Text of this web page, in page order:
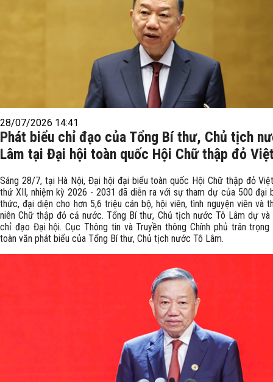
28/07/2026 14:41
Phát biểu chỉ đạo của Tổng Bí thư, Chủ tịch
Lâm tại Đại hội toàn quốc Hội Chữ thập đỏ
Sáng 28/7, tại Hà Nội, Đại hội đại biểu toàn quốc Hội Chữ thập đỏ
thứ XII, nhiệm kỳ 2026 - 2031 đã diễn ra với sự tham dự của 500 đại
thức, đại diện cho hơn 5,6 triệu cán bộ, hội viên, tình nguyện viên và
niên Chữ thập đỏ cả nước. Tổng Bí thư, Chủ tịch nước Tô Lâm dự và
chỉ đạo Đại hội. Cục Thông tin và Truyền thông Chính phủ trân trọng
toàn văn phát biểu của Tổng Bí thư, Chủ tịch nước Tô Lâm.